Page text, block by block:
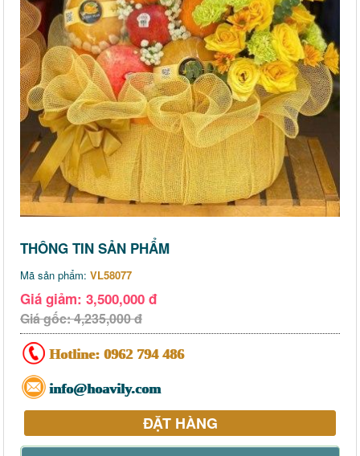
THÔNG TIN SẢN PHẨM
Mã sản phẩm: VL58077
Giá giảm: 3,500,000 đ
Giá gốc: 4,235,000 đ
Hotline: 0962 794 486
info@hoavily.com
ĐẶT HÀNG